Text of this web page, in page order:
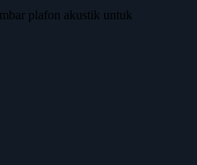
plafon akustik untuk